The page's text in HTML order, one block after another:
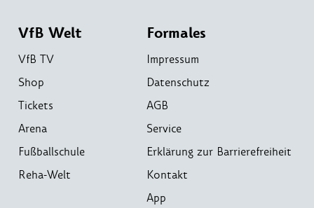
VfB Welt
VfB TV
Shop
Tickets
Arena
Fußballschule
Reha-Welt
Formales
Impressum
Datenschutz
AGB
Service
Erklärung zur Barrierefreiheit
Kontakt
App